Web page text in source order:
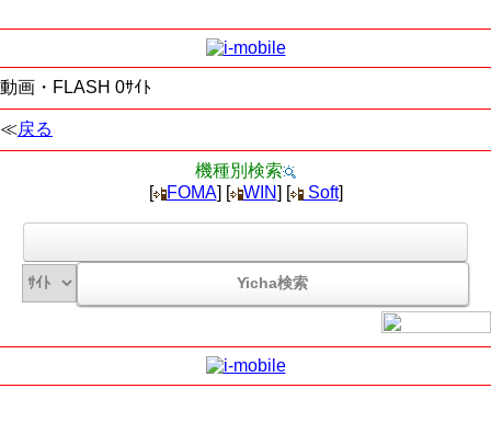
動画・FLASH 0ｻｲﾄ
≪戻る
機種別検索
[
FOMA] [ WIN] [ Soft]